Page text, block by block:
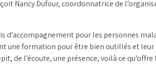
Nancy Dufour, coordonnatrice de
d’accompagnement pour les personnes
une formation pour être bien outillés et
de l’écoute, une présence, voilà ce qu’offre